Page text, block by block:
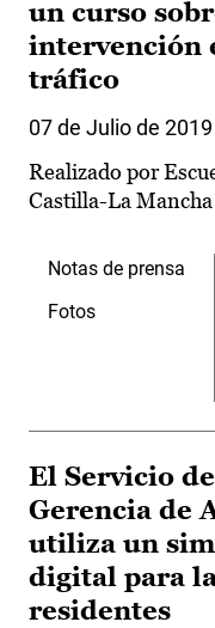
un curso
intervención
tráfico
07 de Julio de 2019
Realizado por
Castilla-La Mancha
Notas de prensa
Fotos
El Servicio
Gerencia de
utiliza un
digital para
residentes